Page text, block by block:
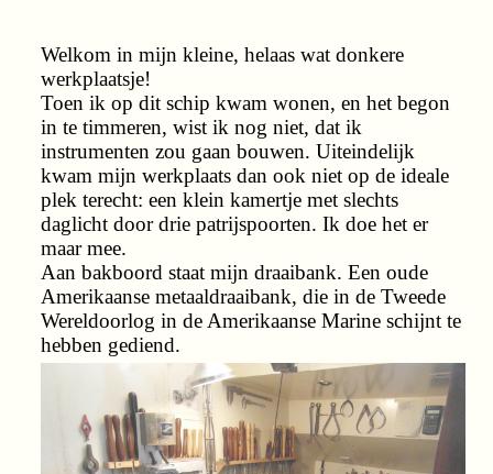
Welkom in mijn kleine, helaas wat donkere
werkplaatsje!
Toen ik op dit schip kwam wonen, en het begon
in te timmeren, wist ik nog niet, dat ik
instrumenten zou gaan bouwen. Uiteindelijk
kwam mijn werkplaats dan ook niet op de ideale
plek terecht: een klein kamertje met slechts
daglicht door drie patrijspoorten. Ik doe het er
maar mee.
Aan bakboord staat mijn draaibank. Een oude
Amerikaanse metaaldraaibank, die in de Tweede
Wereldoorlog in de Amerikaanse Marine schijnt te
hebben gediend.